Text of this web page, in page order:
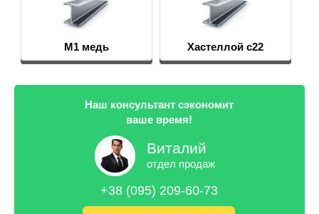
М1 медь Хастеллой c22
Наш консультант сэкономит
ваше время!
Виталий
отдел продаж
+38 (095) 209-60-73